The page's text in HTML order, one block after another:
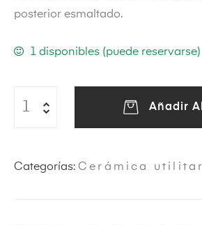
posterior esmaltado.
1 disponibles (puede reservarse)
Añadir
Categorías: Cerámica